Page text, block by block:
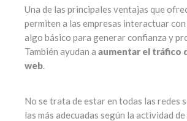
Una de las principales ventajas que
permiten a las empresas interactuar
algo básico para generar confianza y
También ayudan a aumentar el tráfico
web.
No se trata de estar en todas las redes
las más adecuadas según la actividad de